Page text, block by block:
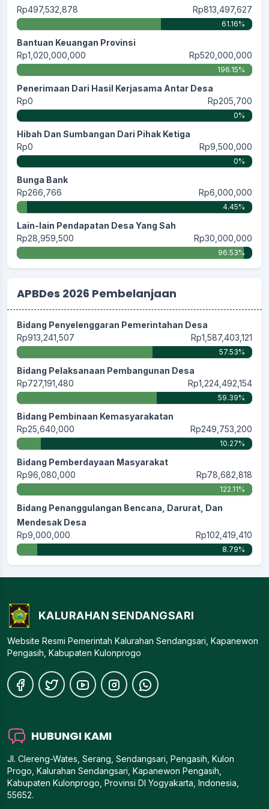
Rp497,532,878
Rp813,497,627
61.16%
Bantuan Keuangan Provinsi
Rp1,020,000,000
Rp520,000,000
196.15%
Penerimaan Dari Hasil Kerjasama Antar Desa
Rp0
Rp205,700
0%
Hibah Dan Sumbangan Dari Pihak Ketiga
Rp0
Rp9,500,000
0%
Bunga Bank
Rp266,766
Rp6,000,000
4.45%
Lain-lain Pendapatan Desa Yang Sah
Rp28,959,500
Rp30,000,000
96.53%
APBDes 2026 Pembelanjaan
Bidang Penyelenggaran Pemerintahan Desa
Rp913,241,507
Rp1,587,403,121
57.53%
Bidang Pelaksanaan Pembangunan Desa
Rp727,191,480
Rp1,224,492,154
59.39%
Bidang Pembinaan Kemasyarakatan
Rp25,640,000
Rp249,753,200
10.27%
Bidang Pemberdayaan Masyarakat
Rp96,080,000
Rp78,682,818
122.11%
Bidang Penanggulangan Bencana, Darurat, Dan
Mendesak Desa
Rp9,000,000
Rp102,419,410
8.79%
KALURAHAN SENDANGSARI
Website Resmi Pemerintah Kalurahan Sendangsari, Kapanewon
Pengasih, Kabupaten Kulonprogo
HUBUNGI KAMI
Jl. Clereng-Wates, Serang, Sendangsari, Pengasih, Kulon
Progo, Kalurahan Sendangsari, Kapanewon Pengasih,
Kabupaten Kulonprogo, Provinsi DI Yogyakarta, Indonesia,
55652.